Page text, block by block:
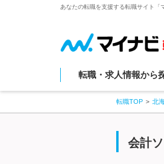
あなたの転職を支援する転職サイト「
転職・求人情報から
転職TOP 北
会計